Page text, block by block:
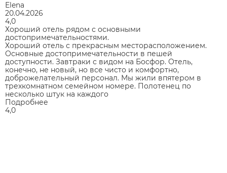
Elena
20.04.2026
4,0
Хороший отель рядом с основными
достопримечательностями.
Хороший отель с прекрасным месторасположением.
Основные достопримечательности в пешей
доступности. Завтраки с видом на Босфор. Отель,
конечно, не новый, но все чисто и комфортно,
доброжелательный персонал. Мы жили впятером в
трехкомнатном семейном номере. Полотенец по
несколько штук на каждого
Подробнее
4,0